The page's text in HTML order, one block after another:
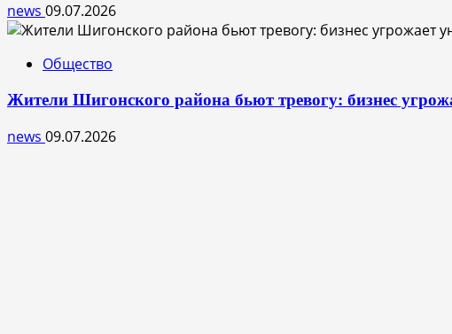
news 09.07.2026
Общество
Жители Шигонского района бьют тревогу: бизнес
news 09.07.2026